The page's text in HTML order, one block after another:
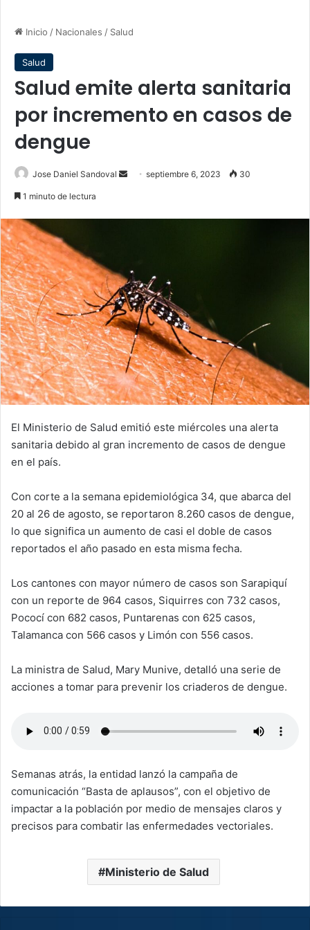
Inicio / Nacionales / Salud
Salud
Salud emite alerta sanitaria
por incremento en casos de
dengue
Jose Daniel Sandoval
Sendseptiembre 6, 2023 30
1 minuto de lectura
El Ministerio de Salud emitió este miércoles una alerta
sanitaria debido al gran incremento de casos de dengue
en el país.
Con corte a la semana epidemiológica 34, que abarca del
20 al 26 de agosto, se reportaron 8.260 casos de dengue,
lo que significa un aumento de casi el doble de casos
reportados el año pasado en esta misma fecha.
Los cantones con mayor número de casos son Sarapiquí
con un reporte de 964 casos, Siquirres con 732 casos,
Pococí con 682 casos, Puntarenas con 625 casos,
Talamanca con 566 casos y Limón con 556 casos.
La ministra de Salud, Mary Munive, detalló una serie de
acciones a tomar para prevenir los criaderos de dengue.
Semanas atrás, la entidad lanzó la campaña de
comunicación “Basta de aplausos”, con el objetivo de
impactar a la población por medio de mensajes claros y
precisos para combatir las enfermedades vectoriales.
Ministerio de Salud